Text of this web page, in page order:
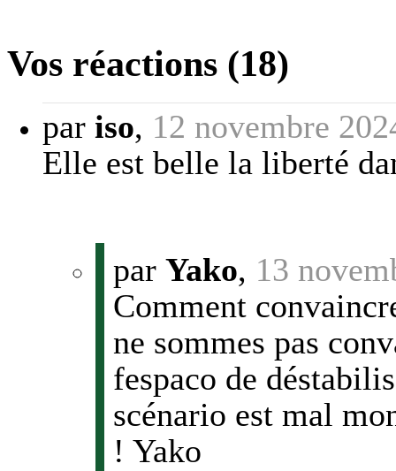
Vos réactions (18)
par iso, 12 novembre
Elle est belle la liberté
par Yako, 13
Comment
ne sommes pas
fespaco de
scénario est mal
! Yako